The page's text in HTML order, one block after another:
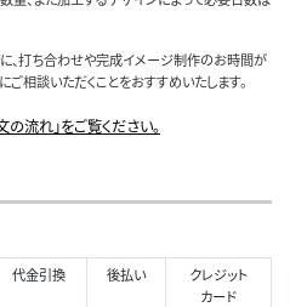
、打ち合わせや完成イメージ制作のお時間が
相談いただくことをおすすめいたします。
流れ」をご覧ください。
代金引換 後払い
クレジット
カード